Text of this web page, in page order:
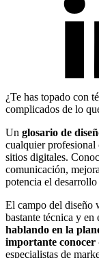
¿Te has topado con
complicados de lo
Un glosario de
cualquier profesional
sitios digitales.
comunicación,
potencia el
El campo del diseño
bastante técnica y
hablando en la
importante conocer
especialistas de